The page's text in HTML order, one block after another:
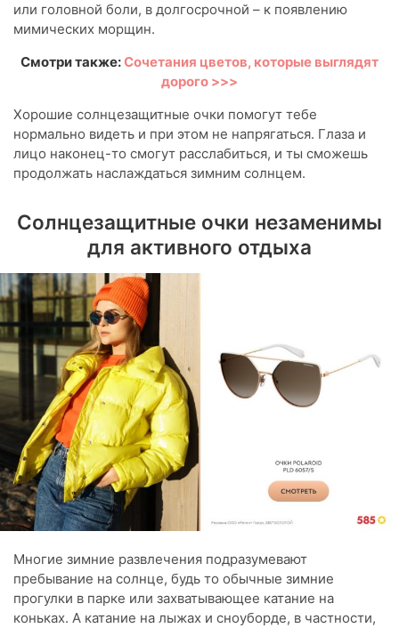
или головной боли, в долгосрочной – к появлению
мимических морщин.
Смотри также:Сочетания цветов, которые выглядят
дорого >>>
Хорошие солнцезащитные очки помогут тебе
нормально видеть и при этом не напрягаться. Глаза и
лицо наконец-то смогут расслабиться, и ты сможешь
продолжать наслаждаться зимним солнцем.
Солнцезащитные очки незаменимы
для активного отдыха
Многие зимние развлечения подразумевают
пребывание на солнце, будь то обычные зимние
прогулки в парке или захватывающее катание на
коньках. А катание на лыжах и сноуборде, в частности,